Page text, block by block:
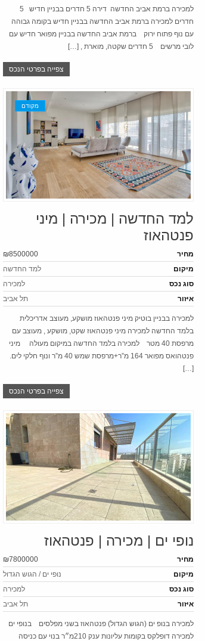
למכירה ברמת אביב החדשה דירה 5 חדרים בבניין חדיש 5
חדרים למכירה ברמת אביב החדשה בבניין חדיש בקומה גבוהה
עם נוף פתוח ירוק ברמת אביב החדשה בבניין מפואר חדיש עם
לובי מרשים 5 חדרים שקטה, מוארת , […]
צפייה בפרטי הנכס
מקודם
למד החדשה | מכירה | מיני
פנטהאוז
מחיר
₪8500000
מיקום
למד החדשה
סוג נכס
למכירה
איזור
תל אביב
למכירה בבניין בוטיק מיני פנטהאוז מושקע, מעוצב אדריכלית
בלמד החדשה למכירה מיני פנטהאוז שקט, מושקע , מעוצב עם
מרפסת 40 מטר למכירה בלמד החדשה במיקום מעולה מיני
פנטהואס מפואר 164 מ”ר+מרפסת שמש 40 מ”ר ונוף חלקי לים.
[…]
צפייה בפרטי הנכס
נופי ים | מכירה | פנטהאוז
מחיר
₪7800000
מיקום
נופי ים / הגוש הגדול
סוג נכס
למכירה
איזור
תל אביב
למכירה בנופ ים (הגוש הגדול) פנטהאוז בשני מפלסים בנופי ים
למכירה דופלקס בקומות עליונות ענק 210מ״ר בנוי עם כניסה